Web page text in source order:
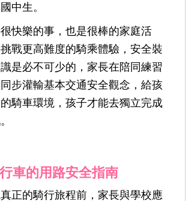
中生。
快樂的事，也是很棒的家庭活
戰更高難度的騎乘體驗，安全裝
是必不可少的， 家長在陪同練習
步灌輸基本交通安全觀念，給孩
騎車環境，孩子才能去獨立完成
車的用路安全指南
正的騎行旅程前，家長與學校應